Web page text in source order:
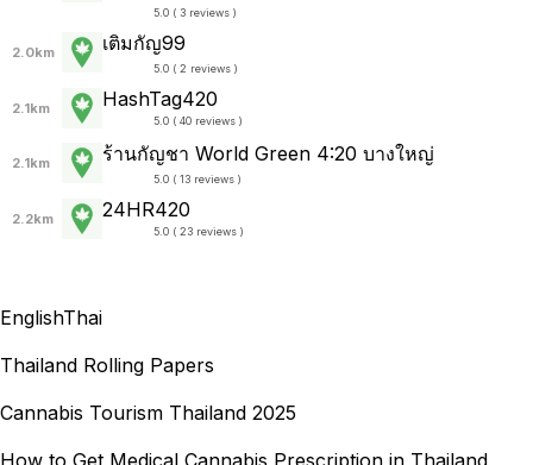
5.0 ( 3 reviews )
2.0km เติมกัญ99
5.0 ( 2 reviews )
2.1km HashTag420
5.0 ( 40 reviews )
2.1km ร้านกัญชา​ World Green​ 4:20 บางใหญ่
5.0 ( 13 reviews )
2.2km 24HR420
5.0 ( 23 reviews )
EnglishThai
Thailand Rolling Papers
Cannabis Tourism Thailand 2025
How to Get Medical Cannabis Prescription in Thailand